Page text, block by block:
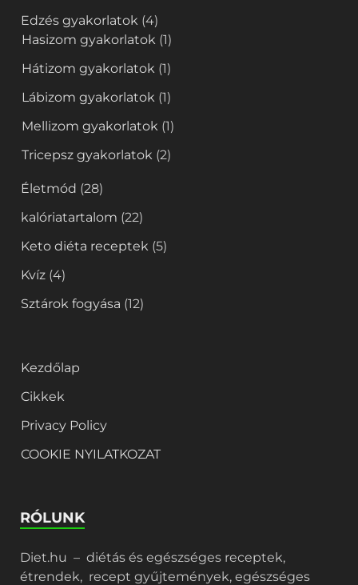
Edzés gyakorlatok (4)
Hasizom gyakorlatok (1)
Hátizom gyakorlatok (1)
Lábizom gyakorlatok (1)
Mellizom gyakorlatok (1)
Tricepsz gyakorlatok (2)
Életmód (28)
kalóriatartalom (22)
Keto diéta receptek (5)
Kvíz (4)
Sztárok fogyása (12)
Kezdőlap
Cikkek
Privacy Policy
COOKIE NYILATKOZAT
RÓLUNK
Diet.hu – diétás és egészséges receptek,
étrendek, recept gyűjtemények, egészséges